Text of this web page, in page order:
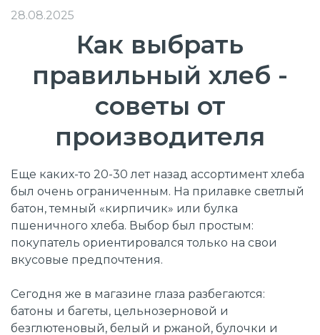
28.08.2025
Как выбрать
правильный хлеб -
советы от
производителя
Еще каких-то 20-30 лет назад ассортимент хлеба
был очень ограниченным. На прилавке светлый
батон, темный «кирпичик» или булка
пшеничного хлеба. Выбор был простым:
покупатель ориентировался только на свои
вкусовые предпочтения.
Сегодня же в магазине глаза разбегаются:
батоны и багеты, цельнозерновой и
безглютеновый, белый и ржаной, булочки и